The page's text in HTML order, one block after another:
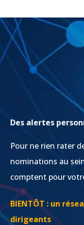
Des alertes
Pour ne rien rater
nominations au
comptent pour
BIENTÔT : un
dirigeants